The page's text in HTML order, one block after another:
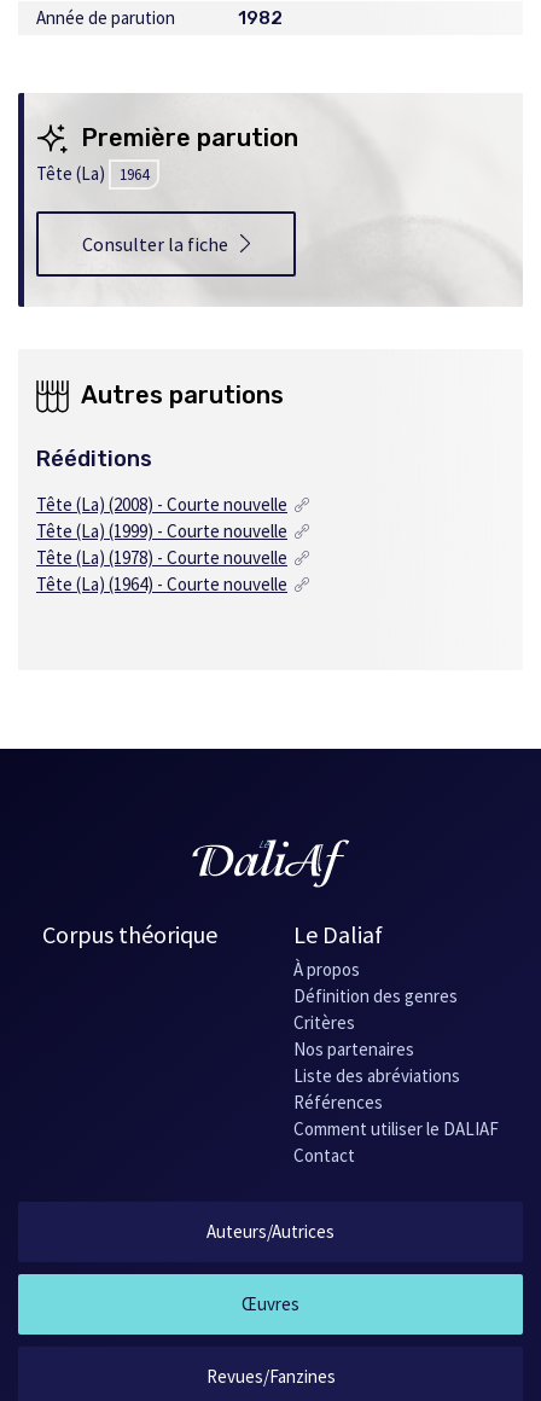
Année de parution 1982
Première parution
Tête (La) 1964
Consulter la fiche
Autres parutions
Rééditions
Tête (La) (2008) - Courte nouvelle
Tête (La) (1999) - Courte nouvelle
Tête (La) (1978) - Courte nouvelle
Tête (La) (1964) - Courte nouvelle
Corpus théorique Le Daliaf
À propos
Définition des genres
Critères
Nos partenaires
Liste des abréviations
Références
Comment utiliser le DALIAF
Contact
Auteurs/Autrices
Œuvres
Revues/Fanzines